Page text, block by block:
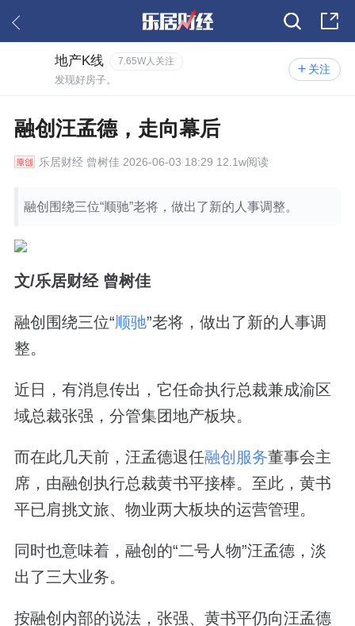
关注
地产K线 7.65W人关注
发现好房子。
融创汪孟德，走向幕后
乐居财经曾树佳 2026-06-03 18:29 12.1w阅读
融创围绕三位“顺驰”老将，做出了新的人事调整。
文/乐居财经 曾树佳
融创围绕三位“顺驰”老将，做出了新的人事调
整。
近日，有消息传出，它任命执行总裁兼成渝区
域总裁张强，分管集团地产板块。
而在此几天前，汪孟德退任融创服务董事会主
席，由融创执行总裁黄书平接棒。至此，黄书
平已肩挑文旅、物业两大板块的运营管理。
同时也意味着，融创的“二号人物”汪孟德，淡
出了三大业务。
按融创内部的说法，张强、黄书平仍向汪孟德